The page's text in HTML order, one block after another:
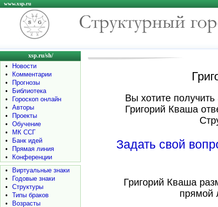
www.xsp.ru
xsp.ru/sh/
•
Новости
•
Комментарии
•
Прогнозы
•
Библиотека
•
Гороскоп онлайн
•
Авторы
•
Проекты
•
Обучение
•
МК ССГ
•
Банк идей
•
Прямая линия
•
Конференции
•
Виртуальные знаки
•
Годовые знаки
•
Структуры
•
Типы браков
•
Возрасты
Вы хотите
Григорий Кваша
Задать свой
Григорий Кваша
прямой